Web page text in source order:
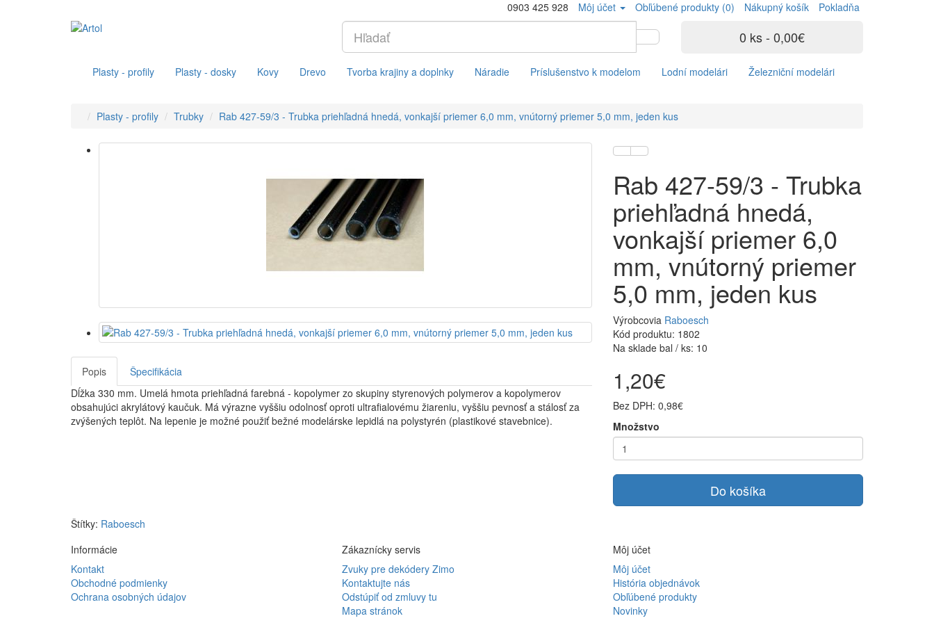
0903 425 928 Môj účet Obľúbené produkty (0) Nákupný košík Pokladňa
0 ks - 0,00€
Plasty - profily Plasty - dosky Kovy Drevo Tvorba krajiny a doplnky Náradie Príslušenstvo k modelom Lodní modelári Železniční modelári
Plasty - profily Trubky Rab 427-59/3 - Trubka priehľadná hnedá, vonkajší priemer 6,0 mm, vnútorný priemer 5,0 mm, jeden kus
Popis
Špecifikácia
Dĺžka 330 mm. Umelá hmota priehľadná farebná - kopolymer zo skupiny styrenových polymerov a kopolymerov
obsahujúci akrylátový kaučuk. Má výrazne vyššiu odolnosť oproti ultrafialovému žiareniu, vyššiu pevnosť a stálosť za
zvýšených teplôt. Na lepenie je možné použiť bežné modelárske lepidlá na polystyrén (plastikové stavebnice).
Rab 427-59/3 - Trubka
priehľadná hnedá,
vonkajší priemer 6,0
mm, vnútorný priemer
5,0 mm, jeden kus
Výrobcovia Raboesch
Kód produktu: 1802
Na sklade bal / ks: 10
1,20€
Bez DPH: 0,98€
Množstvo
Do košíka
Štítky: Raboesch
Informácie
Kontakt
Obchodné podmienky
Ochrana osobných údajov
Zákaznícky servis
Zvuky pre dekódery Zimo
Kontaktujte nás
Odstúpiť od zmluvy tu
Mapa stránok
Môj účet
Môj účet
História objednávok
Obľúbené produkty
Novinky